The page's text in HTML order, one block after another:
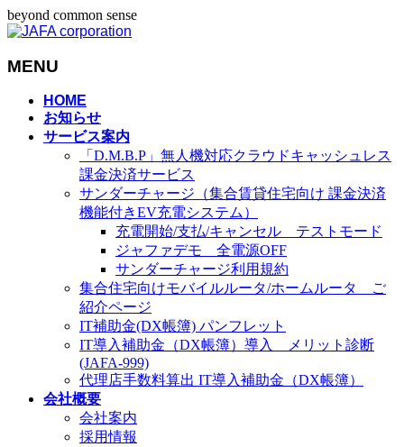
beyond common sense
MENU
HOME
お知らせ
サービス案内
「D.M.B.P」無人機対応クラウドキャッシュレス
課金決済サービス
サンダーチャージ（集合賃貸住宅向け 課金決済
機能付きEV充電システム）
充電開始/支払/キャンセル テストモード
ジャファデモ 全電源OFF
サンダーチャージ利用規約
集合住宅向けモバイルルータ/ホームルータ ご
紹介ページ
IT補助金(DX帳簿) パンフレット
IT導入補助金（DX帳簿）導入 メリット診断
(JAFA-999)
代理店手数料算出 IT導入補助金（DX帳簿）
会社概要
会社案内
採用情報